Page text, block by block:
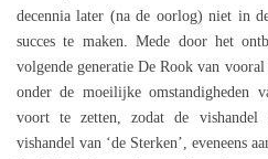
decennia later (na de oorlog) niet in
succes te maken. Mede door het
volgende generatie De Rook van
onder de moeilijke
voort te zetten, zodat de vishandel
vishandel van ‘de Sterken’, eveneens